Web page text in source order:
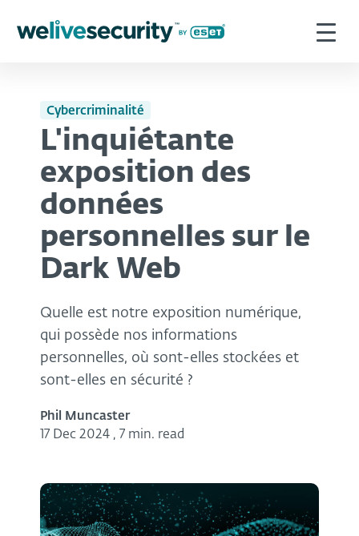
Cybercriminalité
L'inquiétante
exposition des
données
personnelles sur le
Dark Web
Quelle est notre exposition numérique,
qui possède nos informations
personnelles, où sont-elles stockées et
sont-elles en sécurité ?
Phil Muncaster
17 Dec 2024 , 7 min. read